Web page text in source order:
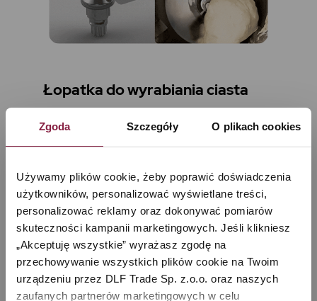
Zgoda Szczegóły O plikach cookies
Używamy plików cookie, żeby poprawić doświadczenia
użytkowników, personalizować wyświetlane treści,
personalizować reklamy oraz dokonywać pomiarów
skuteczności kampanii marketingowych. Jeśli klikniesz
„Akceptuję wszystkie” wyrażasz zgodę na
przechowywanie wszystkich plików cookie na Twoim
urządzeniu przez DLF Trade Sp. z.o.o. oraz naszych
zaufanych partnerów marketingowych w celu
Łopatka do wyrabiania ciasta
Specjalnie wyprofilowana do ugniatania i wyrabiania
ciasta. W idealny sposób przygotujesz ciasto na pizzę
czy focaccię – nawet najgęstsze ciasto nie jest dla
pieczywo czy ulubione ciasto dla swoich najbliższych.